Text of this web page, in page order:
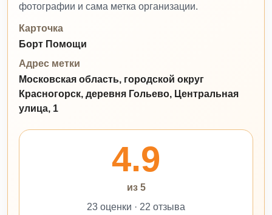
фотографии и сама метка организации.
Карточка
Борт Помощи
Адрес метки
Московская область, городской округ
Красногорск, деревня Гольево, Центральная
улица, 1
4.9
из 5
23 оценки · 22 отзыва